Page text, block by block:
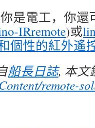
是電工，你還
IRremote)或
個性的紅外遙
船長日誌, 本文
remote-